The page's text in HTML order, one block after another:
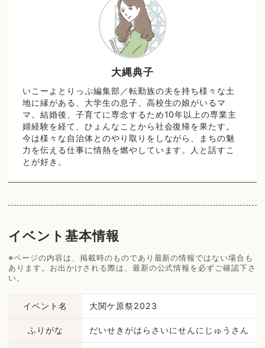
大縄典子
いこーよとりっぷ編集部／転勤族の夫を持ち様々な土
地に縁がある、大学生の息子、高校生の娘がいるマ
マ。結婚後、子育てに専念するため10年以上の専業主
婦経験を経て、ひょんなことから社会復帰を果たす。
今は様々な自治体とのやり取りをしながら、まちの魅
力を伝える仕事に情熱を燃やしています。人と話すこ
とが好き。
イベント基本情報
※ページの内容は、掲載時のものであり最新の情報ではない場合も
あります。お出かけされる際は、最新の公式情報を必ずご確認下さ
い。
イベント名 大関ケ原祭2023
ふりがな だいせきがはらさいにせんにじゅうさん